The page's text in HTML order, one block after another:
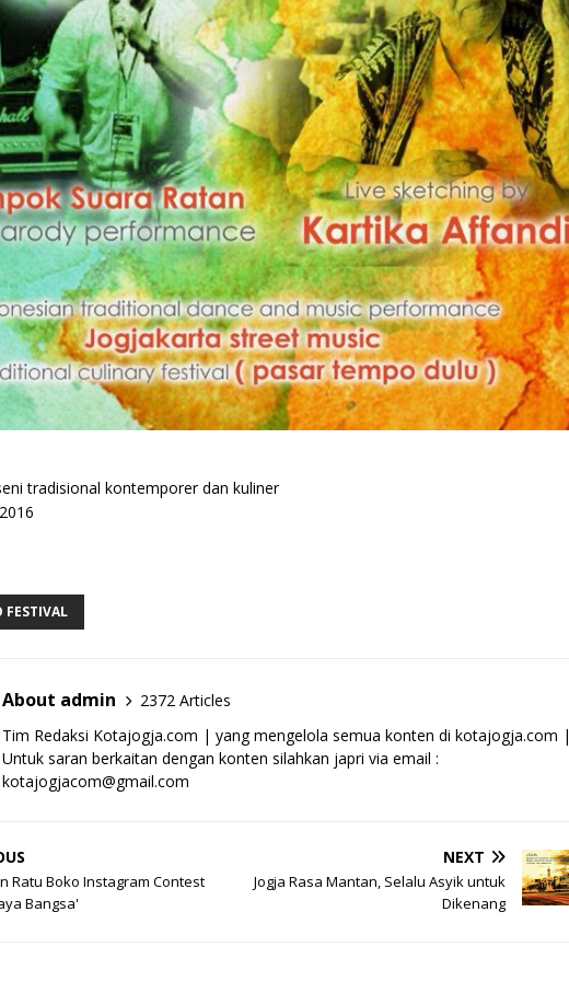
tradisional kontemporer dan kuliner
FESTIVAL
About admin
2372 Articles
Tim Redaksi Kotajogja.com | yang mengelola semua konten di kotajogja.com |
Untuk saran berkaitan dengan konten silahkan japri via email :
kotajogjacom@gmail.com
Ratu Boko Instagram Contest
Bangsa'
NEXT
Jogja Rasa Mantan, Selalu Asyik untuk
Dikenang